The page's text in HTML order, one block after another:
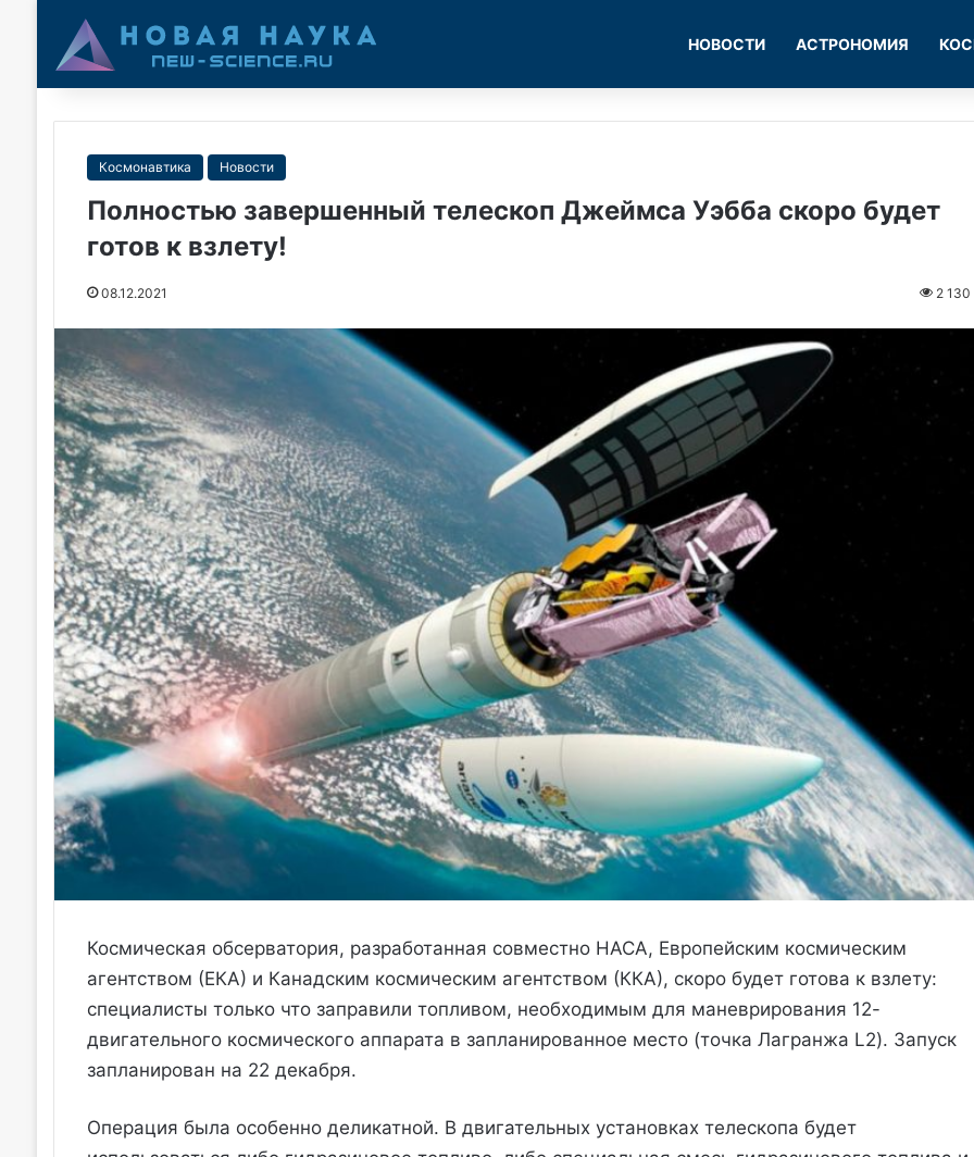
НОВОСТИ АСТРОНОМИЯ
Космонавтика Новости
Полностью завершенный телескоп Джеймса Уэбба скоро будет
готов к взлету!
08.12.2021 2 130
Космическая обсерватория, разработанная совместно НАСА, Европейским космическим
агентством (ЕКА) и Канадским космическим агентством (ККА), скоро будет готова к взлету:
специалисты только что заправили топливом, необходимым для маневрирования 12-
двигательного космического аппарата в запланированное место (точка Лагранжа L2). Запуск
запланирован на 22 декабря.
Операция была особенно деликатной. В двигательных установках телескопа будет